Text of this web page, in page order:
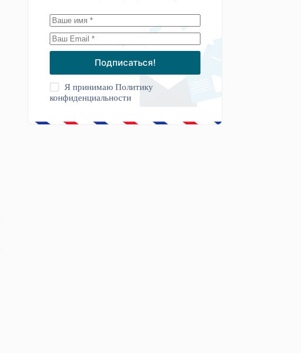
Подписаться!
Я принимаюПолитику
конфиденциальности